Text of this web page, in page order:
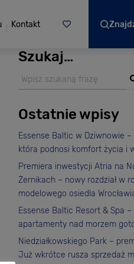
Kontakt
Szukaj…
Ostatnie wpisy
Essense Baltic w Dziwnowie
która podnosi komfort życia i
Premiera inwestycji Atria na
Żernikach – nowy rozdział w
modelowego osiedla
Essense Baltic Resort & Spa
apartamenty nad morzem
Niedziałkowskiego Park –
Już wkrótce rusza sprzedaż